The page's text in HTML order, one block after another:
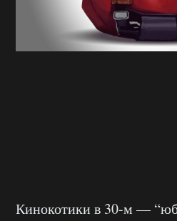
Кинокотики в 30-м —